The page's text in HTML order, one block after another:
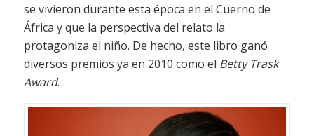
se vivieron durante esta época en el Cuerno de
África y que la perspectiva del relato la
protagoniza el niño. De hecho, este libro ganó
diversos premios ya en 2010 como el Betty Trask
Award.